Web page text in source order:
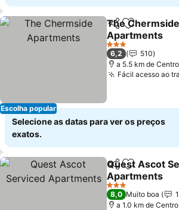
Escolha popular
PartilharAdicionar
The Chermside
Apartments
3 Estrelas
6,2
510
a 5.5 km de
Fácil acesso ao
Selecione as datas para ver os preços
exatos.
PartilharAdicionar
Quest Ascot
Apartments
3 Estrelas
8,0 Muito boa
a 1.0 km de